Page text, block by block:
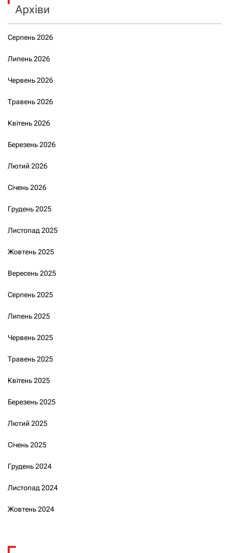
Архіви
Серпень 2026
Липень 2026
Червень 2026
Травень 2026
Квітень 2026
Березень 2026
Лютий 2026
Січень 2026
Грудень 2025
Листопад 2025
Жовтень 2025
Вересень 2025
Серпень 2025
Липень 2025
Червень 2025
Травень 2025
Квітень 2025
Березень 2025
Лютий 2025
Січень 2025
Грудень 2024
Листопад 2024
Жовтень 2024